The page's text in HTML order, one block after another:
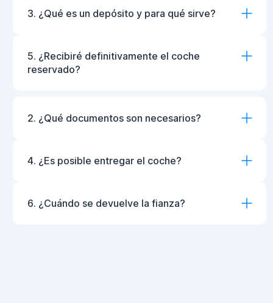
3. ¿Qué es un depósito y para qué sirve?
5. ¿Recibiré definitivamente el coche
reservado?
2. ¿Qué documentos son necesarios?
4. ¿Es posible entregar el coche?
6. ¿Cuándo se devuelve la fianza?